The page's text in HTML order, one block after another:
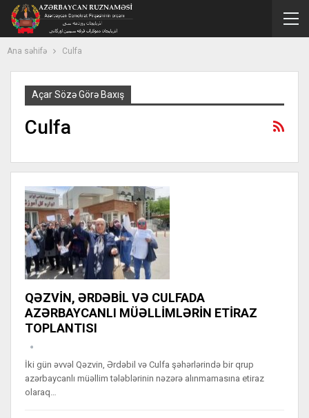
Ana səhifə Culfa
Açar Sözə Görə Baxış
Culfa
QƏZVİN, ƏRDƏBİL VƏ CULFADA
AZƏRBAYCANLI MÜƏLLİMLƏRİN ETİRAZ
TOPLANTISI
İki gün əvvəl Qəzvin, Ərdəbil və Culfa şəhərlərində bir qrup
azərbaycanlı müəllim tələblərinin nəzərə alınmamasına etiraz
olaraq…